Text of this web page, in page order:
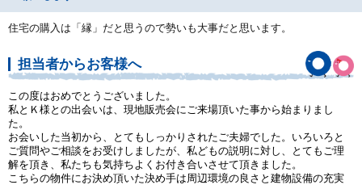
住宅の購入は「縁」だと思うので勢いも大事だと思います。
担当者からお客様へ
この度はおめでとうございました。
私とＫ様との出会いは、現地販売会にご来場頂いた事から始まりまし
た。
お会いした当初から、とてもしっかりされたご夫婦でした。いろいろと
ご質問やご相談をお受けしましたが、私どもの説明に対し、とてもご理
解を頂き、私たちも気持ちよくお付き合いさせて頂きました。
こちらの物件にお決め頂いた決め手は周辺環境の良さと建物設備の充実